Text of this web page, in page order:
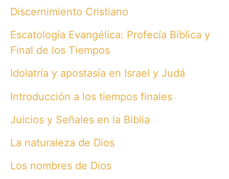
Discernimiento Cristiano
Escatología Evangélica: Profecía Bíblica y
Final de los Tiempos
Idolatría y apostasía en Israel y Judá
Introducción a los tiempos finales
Juicios y Señales en la Biblia
La naturaleza de Dios
Los nombres de Dios